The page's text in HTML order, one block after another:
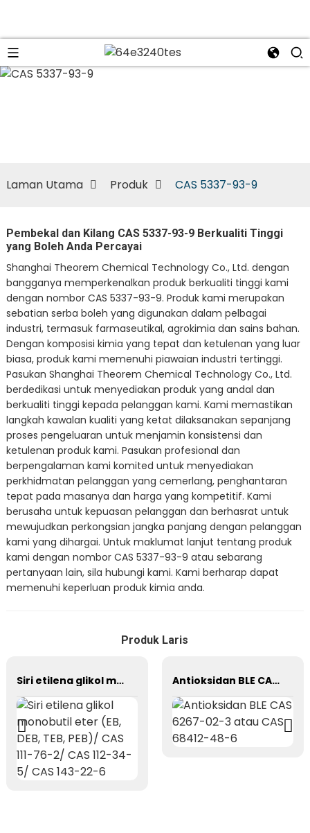
Laman Utama Produk CAS 5337-93-9
Pembekal dan Kilang CAS 5337-93-9 Berkualiti Tinggi
yang Boleh Anda Percayai
Shanghai Theorem Chemical Technology Co., Ltd. dengan
bangganya memperkenalkan produk berkualiti tinggi kami
dengan nombor CAS 5337-93-9. Produk kami merupakan
sebatian serba boleh yang digunakan dalam pelbagai
industri, termasuk farmaseutikal, agrokimia dan sains bahan.
Dengan komposisi kimia yang tepat dan ketulenan yang luar
biasa, produk kami memenuhi piawaian industri tertinggi.
Pasukan Shanghai Theorem Chemical Technology Co., Ltd.
berdedikasi untuk menyediakan produk yang andal dan
berkualiti tinggi kepada pelanggan kami. Kami memastikan
langkah kawalan kualiti yang ketat dilaksanakan sepanjang
proses pengeluaran untuk menjamin konsistensi dan
ketulenan produk kami. Pasukan profesional dan
berpengalaman kami komited untuk menyediakan
perkhidmatan pelanggan yang cemerlang, penghantaran
tepat pada masanya dan harga yang kompetitif. Kami
berusaha untuk kepuasan pelanggan dan berhasrat untuk
mewujudkan perkongsian jangka panjang dengan pelanggan
kami yang dihargai. Untuk maklumat lanjut tentang produk
kami dengan nombor CAS 5337-93-9 atau sebarang
pertanyaan lain, sila hubungi kami. Kami berharap dapat
memenuhi keperluan produk kimia anda.
Produk Laris
Siri etilena glikol monobutil eter (EB, DEB, TEB, PEB)/ CAS 111-76-2/ CAS 112-34-5/ CAS 143-22-6 Antioksidan BLE CAS 6267-02-3 atau CAS 68412-48-6